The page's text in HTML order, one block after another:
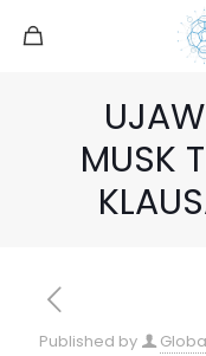
MUSK
Published by